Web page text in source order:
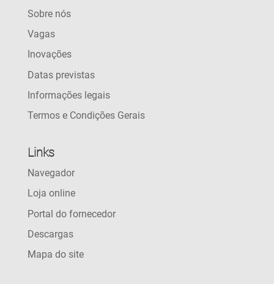
Sobre nós
Vagas
Inovações
Datas previstas
Informações legais
Termos e Condições Gerais
Links
Navegador
Loja online
Portal do fornecedor
Descargas
Mapa do site